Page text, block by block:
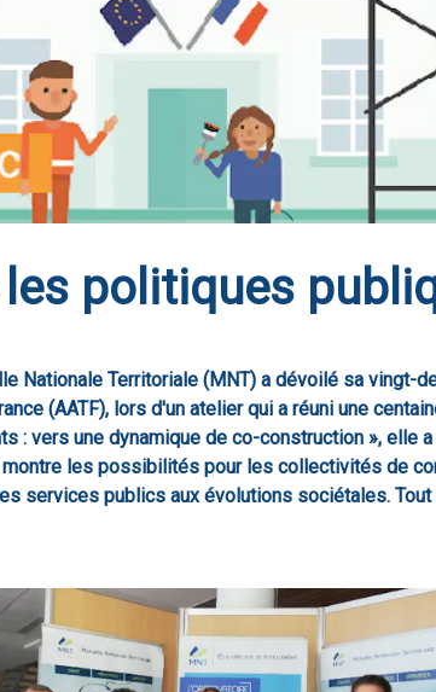
politiques
Nationale Territoriale (MNT) a dévoilé sa vingt-
(AATF), lors d'un atelier qui a réuni une
: vers une dynamique de co-construction », elle
montre les possibilités pour les collectivités de
services publics aux évolutions sociétales.